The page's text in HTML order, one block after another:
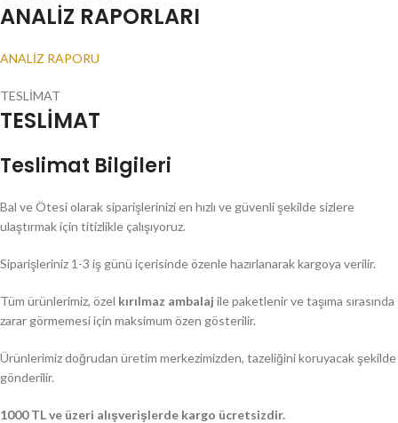
ANALİZ RAPORLARI
ANALİZ RAPORU
TESLİMAT
TESLİMAT
Teslimat Bilgileri
Bal ve Ötesi olarak siparişlerinizi en hızlı ve güvenli şekilde sizlere
ulaştırmak için titizlikle çalışıyoruz.
Siparişleriniz 1-3 iş günü içerisinde özenle hazırlanarak kargoya verilir.
Tüm ürünlerimiz, özel kırılmaz ambalaj ile paketlenir ve taşıma sırasında
zarar görmemesi için maksimum özen gösterilir.
Ürünlerimiz doğrudan üretim merkezimizden, tazeliğini koruyacak şekilde
gönderilir.
1000 TL ve üzeri alışverişlerde kargo ücretsizdir.